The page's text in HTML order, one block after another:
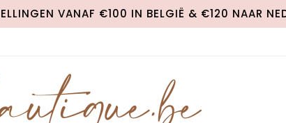
VANAF €100 IN BELGIË & €120 NAAR